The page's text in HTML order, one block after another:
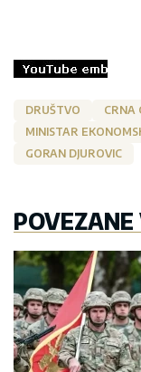
DRUŠTVO CRNA
MINISTAR
GORAN DJUROVIC
POVEZANE